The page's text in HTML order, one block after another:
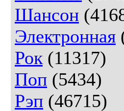
Шансон
Электронная
Рок (11317)
Поп (5434)
Рэп (46715)